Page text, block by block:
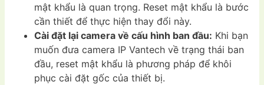
mật khẩu là quan trọng. Reset mật khẩu là bước
cần thiết để thực hiện thay đổi này.
Cài đặt lại camera về cấu hình ban đầu: Khi bạn
muốn đưa camera IP Vantech về trạng thái ban
đầu, reset mật khẩu là phương pháp để khôi
phục cài đặt gốc của thiết bị.